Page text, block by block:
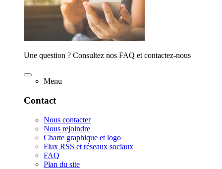
Une question ? Consultez nos FAQ et contactez-nous
Menu
Contact
Nous contacter
Nous rejoindre
Charte graphique et logo
Flux RSS et réseaux sociaux
FAQ
Plan du site